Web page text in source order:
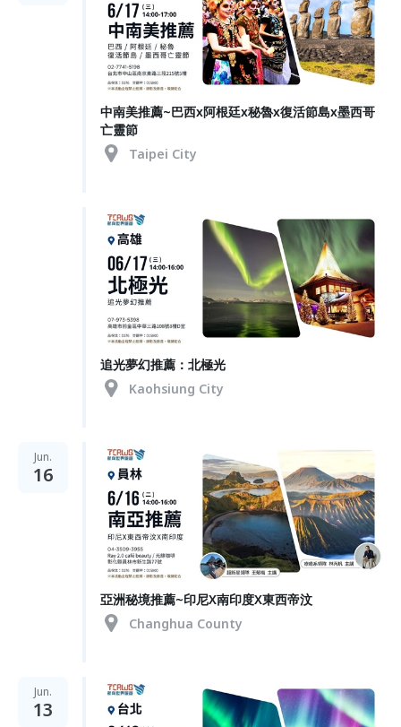
中南美推薦~巴西x阿根廷x秘魯x復活節島x墨西哥
亡靈節
Taipei City
追光夢幻推薦：北極光
Kaohsiung City
Jun.
16
亞洲秘境推薦~印尼X南印度X東西帝汶
Changhua County
Jun.
13